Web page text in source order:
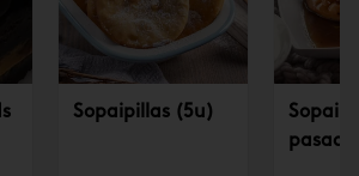
Sopaipillas (5u)